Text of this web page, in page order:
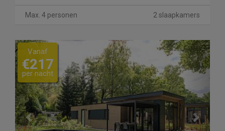
Max. 4 personen 2 slaapkamers
Previous Next
Vanaf
€217
per nacht